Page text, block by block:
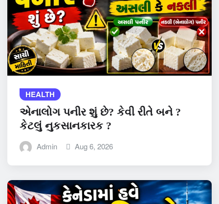
HEALTH
એનાલોગ પનીર શું છે? કેવી રીતે બને ?
કેટલું નુકસાનકારક ?
Admin Aug 6, 2026